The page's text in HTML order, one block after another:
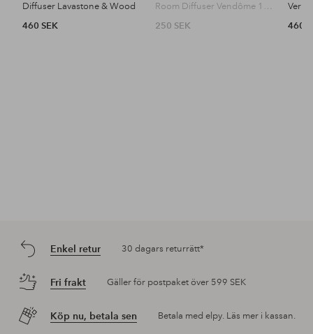
Diffuser Lavastone & Wood
460 SEK
Room Diffuser Vendôme 100Ml
250 SEK
460
Enkel retur 30 dagars returrätt*
Fri frakt Gäller för postpaket över 599 SEK
Köp nu, betala sen Betala med elpy. Läs mer i kassan.